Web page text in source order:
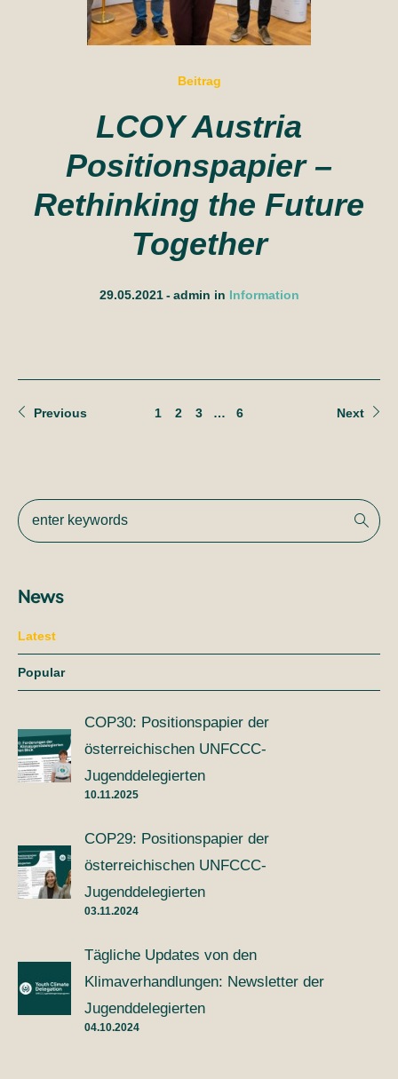
Beitrag
LCOY Austria
Positionspapier –
Rethinking the Future
Together
29.05.2021 admin in Information
Previous 1 2 3 … 6 Next
News
Latest
Popular
COP30: Positionspapier der
österreichischen UNFCCC-
Jugenddelegierten
10.11.2025
COP29: Positionspapier der
österreichischen UNFCCC-
Jugenddelegierten
03.11.2024
Tägliche Updates von den
Klimaverhandlungen: Newsletter der
Jugenddelegierten
04.10.2024